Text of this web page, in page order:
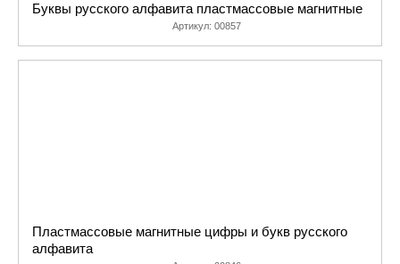
Буквы русского алфавита пластмассовые магнитные
Артикул: 00857
Пластмассовые магнитные цифры и букв русского
алфавита